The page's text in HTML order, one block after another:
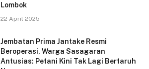
Lombok
22 April 2025
Jembatan Prima Jantake Resmi
Beroperasi, Warga Sasagaran
Antusias: Petani Kini Tak Lagi Bertaruh